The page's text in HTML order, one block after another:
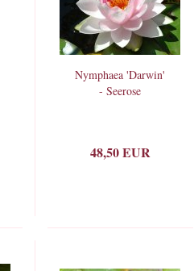
Nymphaea 'Darwin'
- Seerose
48,50 EUR